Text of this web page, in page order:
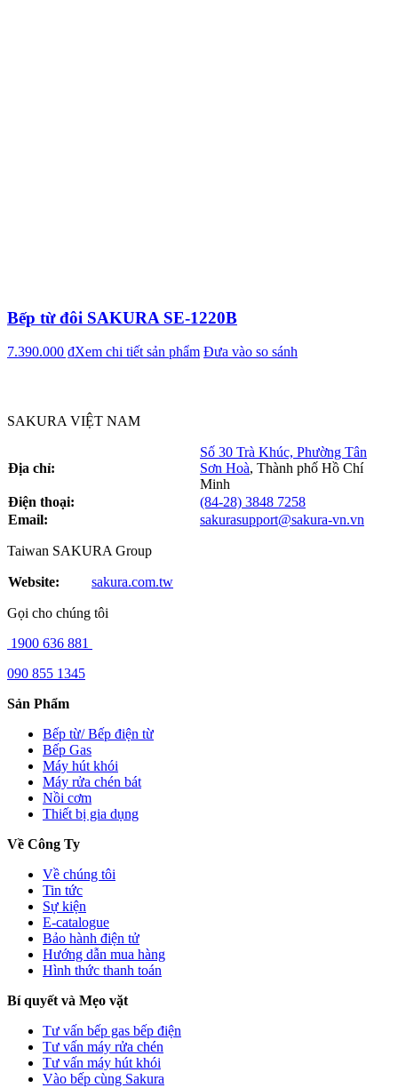
Bếp từ đôi SAKURA SE-1220B
7.390.000 ₫Xem chi tiết sản phẩm Đưa vào so sánh
SAKURA VIỆT NAM
Địa chỉ:
Số 30 Trà Khúc, Phường Tân
Sơn Hoà, Thành phố Hồ Chí
Minh
Điện thoại:
(84-28) 3848 7258
Email:
sakurasupport@sakura-vn.vn
Taiwan SAKURA Group
Website: sakura.com.tw
Gọi cho chúng tôi
1900 636 881
090 855 1345
Sản Phẩm
Bếp từ/ Bếp điện từ
Bếp Gas
Máy hút khói
Máy rửa chén bát
Nồi cơm
Thiết bị gia dụng
Về Công Ty
Về chúng tôi
Tin tức
Sự kiện
E-catalogue
Bảo hành điện tử
Hướng dẫn mua hàng
Hình thức thanh toán
Bí quyết và Mẹo vặt
Tư vấn bếp gas bếp điện
Tư vấn máy rửa chén
Tư vấn máy hút khói
Vào bếp cùng Sakura